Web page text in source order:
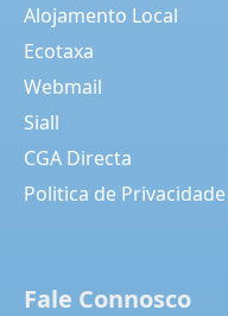
Alojamento Local
Ecotaxa
Webmail
Siall
CGA Directa
Politica de Privacidade
Fale Connosco